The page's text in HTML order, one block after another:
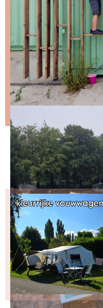
Stap 2 – open de email
(niks ontvangen,
Wil je niet wachten op
dan hier de nieuwste